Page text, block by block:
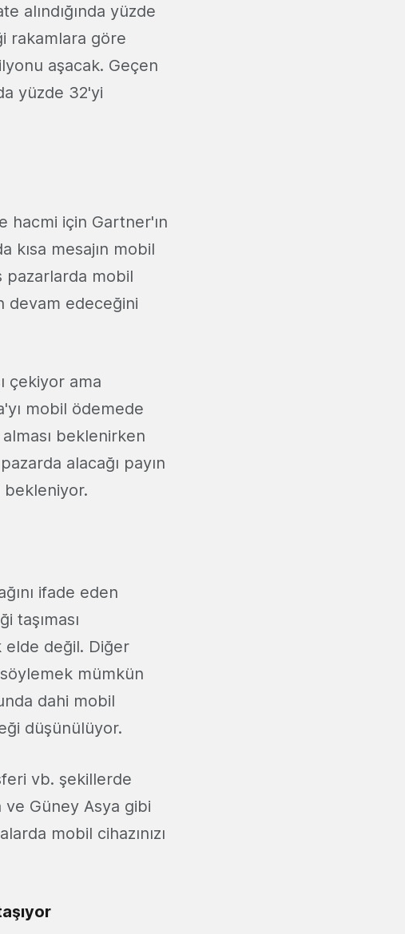
alındığında yüzde
rakamlara göre
aşacak. Geçen
yüzde 32'yi
hacmi için Gartner'ın
kısa mesajın mobil
pazarlarda mobil
devam edeceğini
çekiyor ama
mobil ödemede
beklenirken
alacağı payın
bekleniyor.
ifade eden
taşıması
değil. Diğer
mümkün
dahi mobil
düşünülüyor.
vb. şekillerde
ve Güney Asya gibi
mobil cihazınızı